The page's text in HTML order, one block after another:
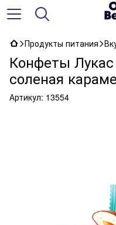
Продукты питания
Конфеты
соленая
Артикул: 13554